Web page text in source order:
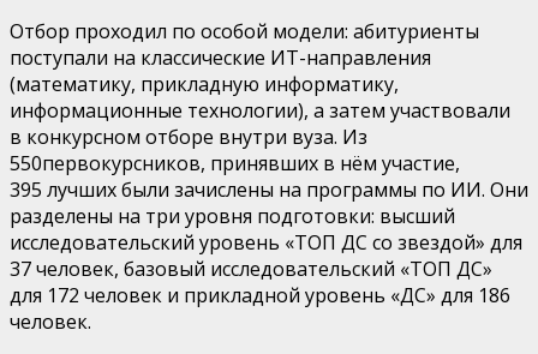
Отбор проходил по особой модели: абитуриенты
поступали на классические ИТ-направления
(математику, прикладную информатику,
информационные технологии), а затем участвовали
в конкурсном отборе внутри вуза. Из
550первокурсников, принявших в нём участие,
395 лучшихбыли зачислены на программы по ИИ. Они
разделены на три уровня подготовки: высший
исследовательский уровень «ТОП ДС со звездой» для
37 человек, базовый исследовательский «ТОП ДС»
для 172 человек и прикладной уровень «ДС» для 186
человек.